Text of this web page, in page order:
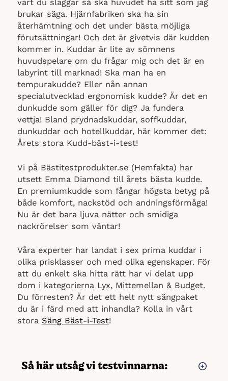
vart du slaggar så ska huvudet ha sitt som jag
brukar säga. Hjärnfabriken ska ha sin
återhämtning och det under bästa möjliga
förutsättningar! Och det är givetvis där kudden
kommer in. Kuddar är lite av sömnens
huvudspelare om du frågar mig och det är en
labyrint till marknad! Ska man ha en
tempurakudde? Eller nån annan
specialutvecklad ergonomisk kudde? Är det en
dunkudde som gäller för dig? Ja fundera
vettja! Bland prydnadskuddar, soffkuddar,
dunkuddar och hotellkuddar, här kommer det:
Årets stora Kudd-bäst-i-test!
Vi på Bästitestprodukter.se (Hemfakta) har
utsett Emma Diamond till årets bästa kudde.
En premiumkudde som fångar högsta betyg på
både komfort, nackstöd och andningsförmåga!
Nu är det bara ljuva nätter och smidiga
nackrörelser som väntar!
Våra experter har landat i sex prima kuddar i
olika prisklasser och med olika egenskaper. För
att du enkelt ska hitta rätt har vi delat upp
dom i kategorierna Lyx, Mittemellan & Budget.
Du förresten? Är det ett helt nytt sängpaket
du är i färd med att inhandla? Kolla in vårt
stora Säng Bäst-i-Test!
Så här utsåg vi testvinnarna: